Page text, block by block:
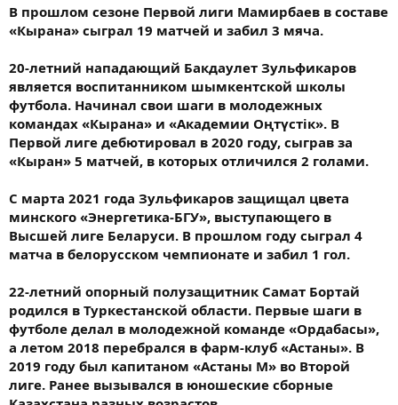
В прошлом сезоне Первой лиги Мамирбаев в составе
«Кырана» сыграл 19 матчей и забил 3 мяча.
20-летний нападающий Бакдаулет Зульфикаров
является воспитанником шымкентской школы
футбола. Начинал свои шаги в молодежных
командах «Кырана» и «Академии Оңтүстік». В
Первой лиге дебютировал в 2020 году, сыграв за
«Кыран» 5 матчей, в которых отличился 2 голами.
С марта 2021 года Зульфикаров защищал цвета
минского «Энергетика-БГУ», выступающего в
Высшей лиге Беларуси. В прошлом году сыграл 4
матча в белорусском чемпионате и забил 1 гол.
22-летний опорный полузащитник Самат Бортай
родился в Туркестанской области. Первые шаги в
футболе делал в молодежной команде «Ордабасы»,
а летом 2018 перебрался в фарм-клуб «Астаны». В
2019 году был капитаном «Астаны М» во Второй
лиге. Ранее вызывался в юношеские сборные